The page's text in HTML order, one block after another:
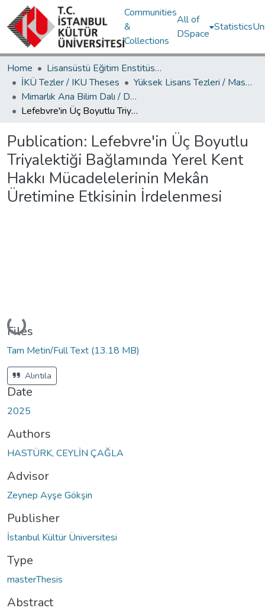
Communities
&
Collections
All of
DSpace
Statistics
Home
Lisansüstü Eğitim Enstitüsü / Postgraduate Education Institute
İKÜ Tezler / IKU Theses
Yüksek Lisans Tezleri / Master's Theses
Mimarlık Ana Bilim Dalı / Department of Architecture
Lefebvre'in Üç Boyutlu Triyalektiği Bağlamında Yerel Kent Hakkı Mücadelelerinin Mekân Üretimine Etkisinin İrdelenmesi
Publication: Lefebvre'in Üç Boyutlu
Triyalektiği Bağlamında Yerel Kent
Hakkı Mücadelelerinin Mekân
Üretimine Etkisinin İrdelenmesi
Loading...
Files
Tam Metin/Full Text (13.18 MB)
Alıntıla
Date
2025
Authors
HASTÜRK, CEYLİN ÇAĞLA
Advisor
Zeynep Ayşe Gökşin
Publisher
İstanbul Kültür Üniversitesi
Type
masterThesis
Abstract